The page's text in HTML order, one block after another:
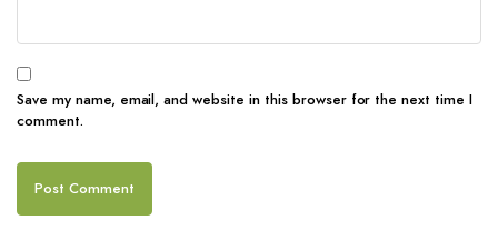
Save my name, email, and website in this browser for the next time I
comment.